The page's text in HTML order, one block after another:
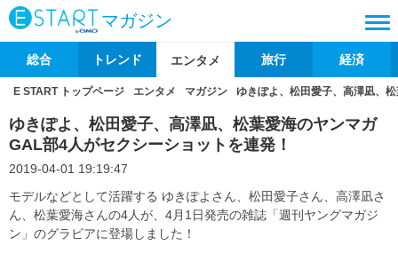
マガジン
総合 トレンド エンタメ 旅行 経済
E START トップページ エンタメ マガジン ゆきぽよ、松田愛子、高澤凪、
ゆきぽよ、松田愛子、高澤凪、松葉愛海のヤンマガ
GAL部4人がセクシーショットを連発！
2019-04-01 19:19:47
モデルなどとして活躍する ゆきぽよさん、松田愛子さん、高澤凪さ
ん、松葉愛海さんの4人が、4月1日発売の雑誌「週刊ヤングマガジ
ン」のグラビアに登場しました！